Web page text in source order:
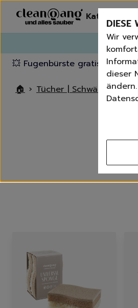
Kategorien
💥 Fugenbürste gratis ab 60
🏠 › Tücher | Schwämme |
DIESE
Wir
dieser